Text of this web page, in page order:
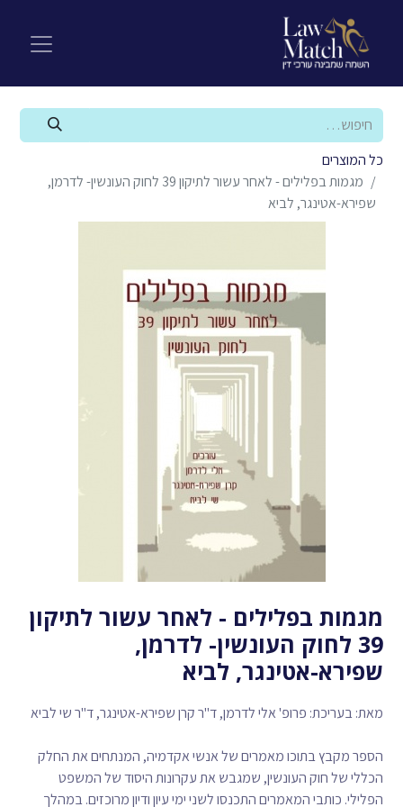
כל המוצרים
מגמות בפלילים - לאחר עשור לתיקון 39 לחוק העונשין- לדרמן,
שפירא-אטינגר, לביא
מגמות בפלילים - לאחר עשור לתיקון
39 לחוק העונשין- לדרמן,
שפירא-אטינגר, לביא
מאת: בעריכת: פרופ' אלי לדרמן, ד"ר קרן שפירא-אטינגר, ד"ר שי לביא
הספר מקבץ בתוכו מאמרים של אנשי אקדמיה, המנתחים את החלק
הכללי של חוק העונשין, שמגבש את עקרונות היסוד של המשפט
הפלילי. כותבי המאמרים התכנסו לשני ימי עיון ודיון מרוכזים. במהלך